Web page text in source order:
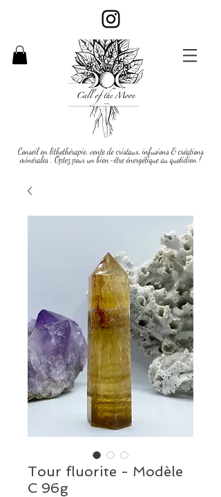
Conseil en lithothérapie, vente de cristaux, infusions & créations
minérales . Optez pour un bien-être énergétique au quotidien !
Tour fluorite - Modèle
C 96g